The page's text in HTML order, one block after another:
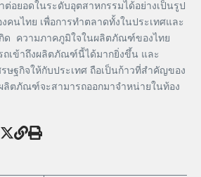
ต่อยอดในระดับอุตสาหกรรมได้อย่างเป็นรูป
นไทย เพื่อการทำตลาดทั้งในประเทศและ
กิด ความภาคภูมิใจในผลิตภัณฑ์ของไทย
เข้าถึงผลิตภัณฑ์นี้ได้มากยิ่งขึ้น และ
รษฐกิจให้กับประเทศ ถือเป็นก้าวที่สำคัญของ
ลิตภัณฑ์จะสามารถออกมาจำหน่ายในท้อง